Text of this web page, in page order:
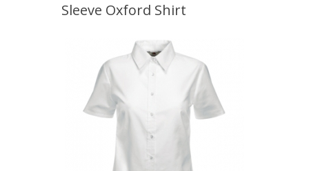
Sleeve Oxford Shirt